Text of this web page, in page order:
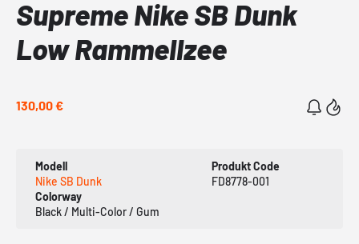
Supreme Nike SB Dunk
Low Rammellzee
130,00 €
Modell
Nike SB Dunk
Produkt Code
FD8778-001
Colorway
Black / Multi-Color / Gum